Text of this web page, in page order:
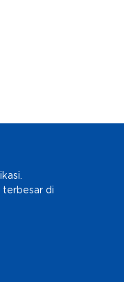
terbesar di